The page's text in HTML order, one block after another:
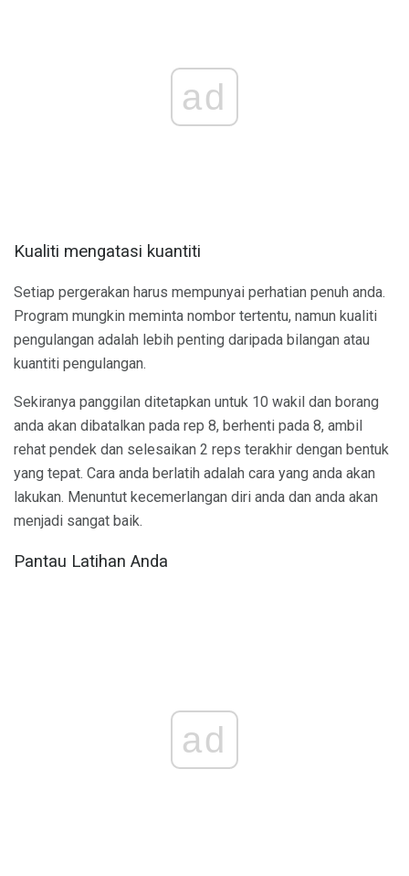
ad
Kualiti mengatasi kuantiti
Setiap pergerakan harus mempunyai perhatian penuh anda.
Program mungkin meminta nombor tertentu, namun kualiti
pengulangan adalah lebih penting daripada bilangan atau
kuantiti pengulangan.
Sekiranya panggilan ditetapkan untuk 10 wakil dan borang
anda akan dibatalkan pada rep 8, berhenti pada 8, ambil
rehat pendek dan selesaikan 2 reps terakhir dengan bentuk
yang tepat. Cara anda berlatih adalah cara yang anda akan
lakukan. Menuntut kecemerlangan diri anda dan anda akan
menjadi sangat baik.
Pantau Latihan Anda
ad